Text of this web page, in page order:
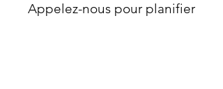
Appelez-nous pour planifier